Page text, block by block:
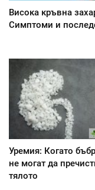
Висока кръвна
Симптоми и
Уремия: Когато
не могат да
тялото